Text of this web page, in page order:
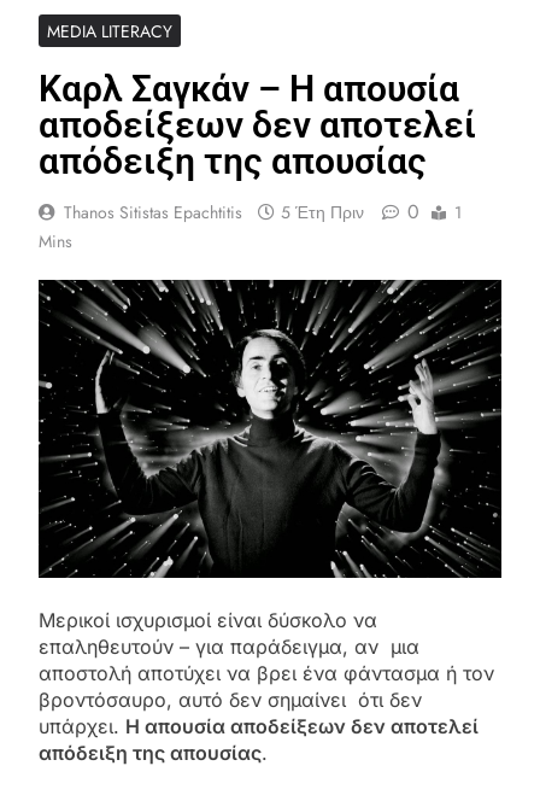
MEDIA LITERACY
Καρλ Σαγκάν – Η απουσία
αποδείξεων δεν αποτελεί
απόδειξη της απουσίας
Thanos Sitistas Epachtitis 5 Έτη Πριν 0
1
Mins
Μερικοί ισχυρισμοί είναι δύσκολο να
επαληθευτούν – για παράδειγμα, αν μια
αποστολή αποτύχει να βρει ένα φάντασμα ή τον
βροντόσαυρο, αυτό δεν σημαίνει ότι δεν
υπάρχει. Η απουσία αποδείξεων δεν αποτελεί
απόδειξη της απουσίας.